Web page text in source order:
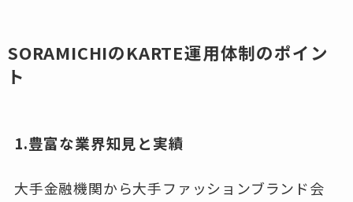
SORAMICHIのKARTE運用体制のポイン
ト
1.豊富な業界知見と実績
大手金融機関から大手ファッションブランド会